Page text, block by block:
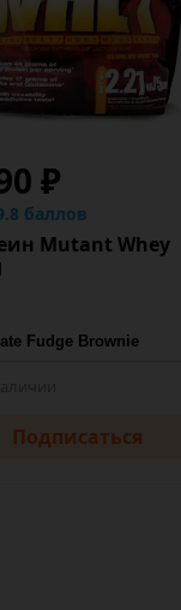
₽
баллов
Mutant Whey
Подписаться